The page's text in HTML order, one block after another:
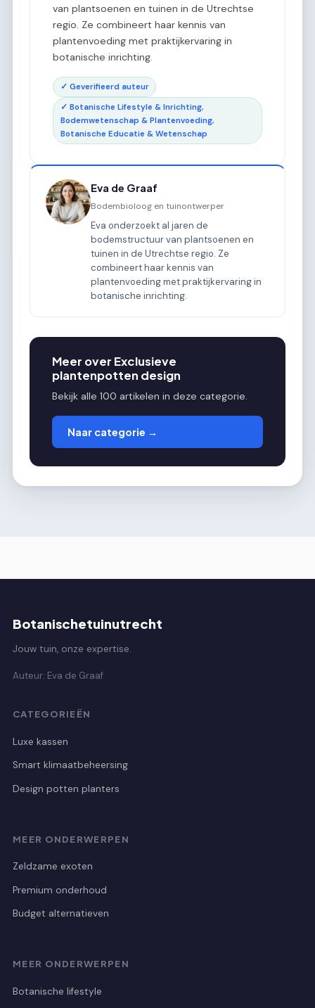
van plantsoenen en tuinen in de Utrechtse
regio. Ze combineert haar kennis van
plantenvoeding met praktijkervaring in
botanische inrichting.
✓ Geverifieerd auteur
✓ Botanische Lifestyle & Inrichting,
Bodemwetenschap & Plantenvoeding,
Botanische Educatie & Wetenschap
Eva de Graaf
Bodembioloog en tuinontwerper
Eva onderzoekt al jaren de
bodemstructuur van plantsoenen en
tuinen in de Utrechtse regio. Ze
combineert haar kennis van
plantenvoeding met praktijkervaring in
botanische inrichting.
Meer over Exclusieve
plantenpotten design
Bekijk alle 100 artikelen in deze categorie.
Naar categorie →
Botanischetuinutrecht
Jouw tuin, onze expertise.
Auteur: Eva de Graaf
CATEGORIEËN
Luxe kassen
Smart klimaatbeheersing
Design potten planters
MEER ONDERWERPEN
Zeldzame exoten
Premium onderhoud
Budget alternatieven
MEER ONDERWERPEN
Botanische lifestyle